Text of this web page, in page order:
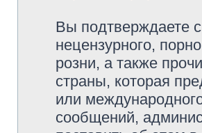
Вы подтверждаете
нецензурного,
розни, а также
страны, которая
или
сообщений,